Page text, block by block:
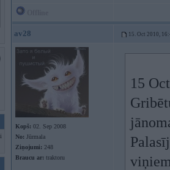
av28 15. Oct 2010,
Kopš: 02. Sep 2008
No: Jūrmala
Ziņojumi: 248
Braucu ar: traktoru
15